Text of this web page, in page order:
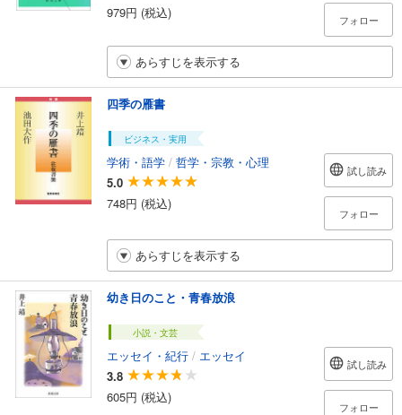
979円 (税込)
フォロー
あらすじを表示する
四季の雁書
ビジネス・実用
学術・語学 / 哲学・宗教・心理
5.0
748円 (税込)
試し読み
フォロー
あらすじを表示する
幼き日のこと・青春放浪
小説・文芸
エッセイ・紀行 / エッセイ
3.8
605円 (税込)
試し読み
フォロー